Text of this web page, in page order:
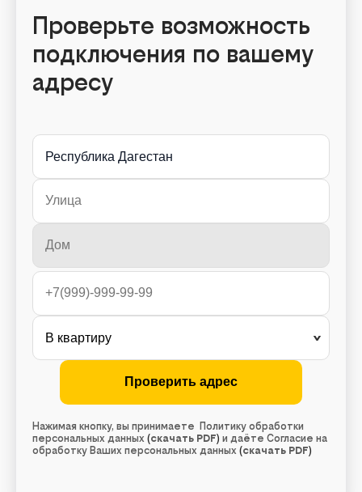
Проверьте возможность
подключения по вашему
адресу
Республика Дагестан
Нажимая кнопку, вы принимаете Политику обработки
персональных данных (скачать PDF) и даёте Согласие на
обработку Ваших персональных данных (скачать PDF)